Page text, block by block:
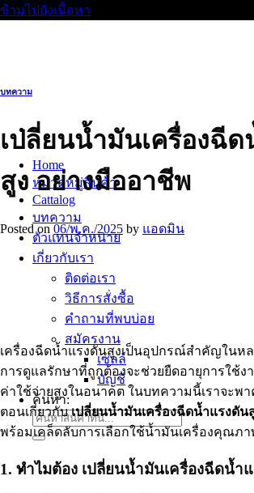
ข้ามไปยังเนื้อหา
Home
หมวดหมู่สินค้า
Cattalog
บทความ
ตัวแทนจำหน่าย
เกี่ยวกับเรา
ติดต่อเรา
วิธีการสั่งซื้อ
คำถามที่พบบ่อย
สมัครงาน
เซลล์
บัญชี
ค้นหา:
บทความ
เปลี่ยนน้ำมันเครื่องฉี
สูง อย่างมืออาชีพ
Posted on 06/พ.ค./2025 by แอดมิน
เครื่องฉีดน้ำแรงดันสูงเป็นอุปกรณ์สำคัญในห
การดูแลรักษาที่ถูกต้องจะช่วยยืดอายุการใช้
ค่าใช้จ่ายสูงในอนาคต ในบทความนี้เราจะพ
ตอนเกี่ยวกับเปลี่ยนน้ำมันเครื่องฉีดน้ำแรงดัน
พร้อมเคล็ดลับการเลือกใช้น้ำมันเครื่องคุณภา
1. ทำไมต้อง เปลี่ยนน้ำมันเครื่องฉีดน้ำ